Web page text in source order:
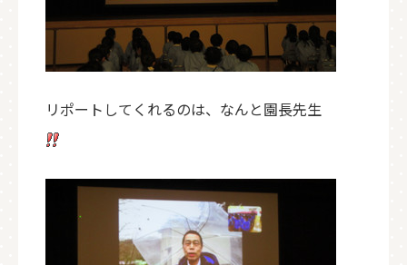
リポートしてくれるのは、なんと園長先生